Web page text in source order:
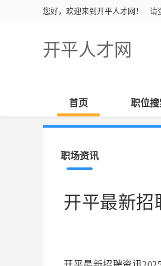
您好，欢迎来到开平人才网！ 请
开平人才网
首页 职位搜
职场资讯
开平最新招